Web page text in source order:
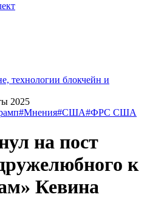
технологии блокчейн и
#Мнения#США#ФРС США
на пост
к
Кевина